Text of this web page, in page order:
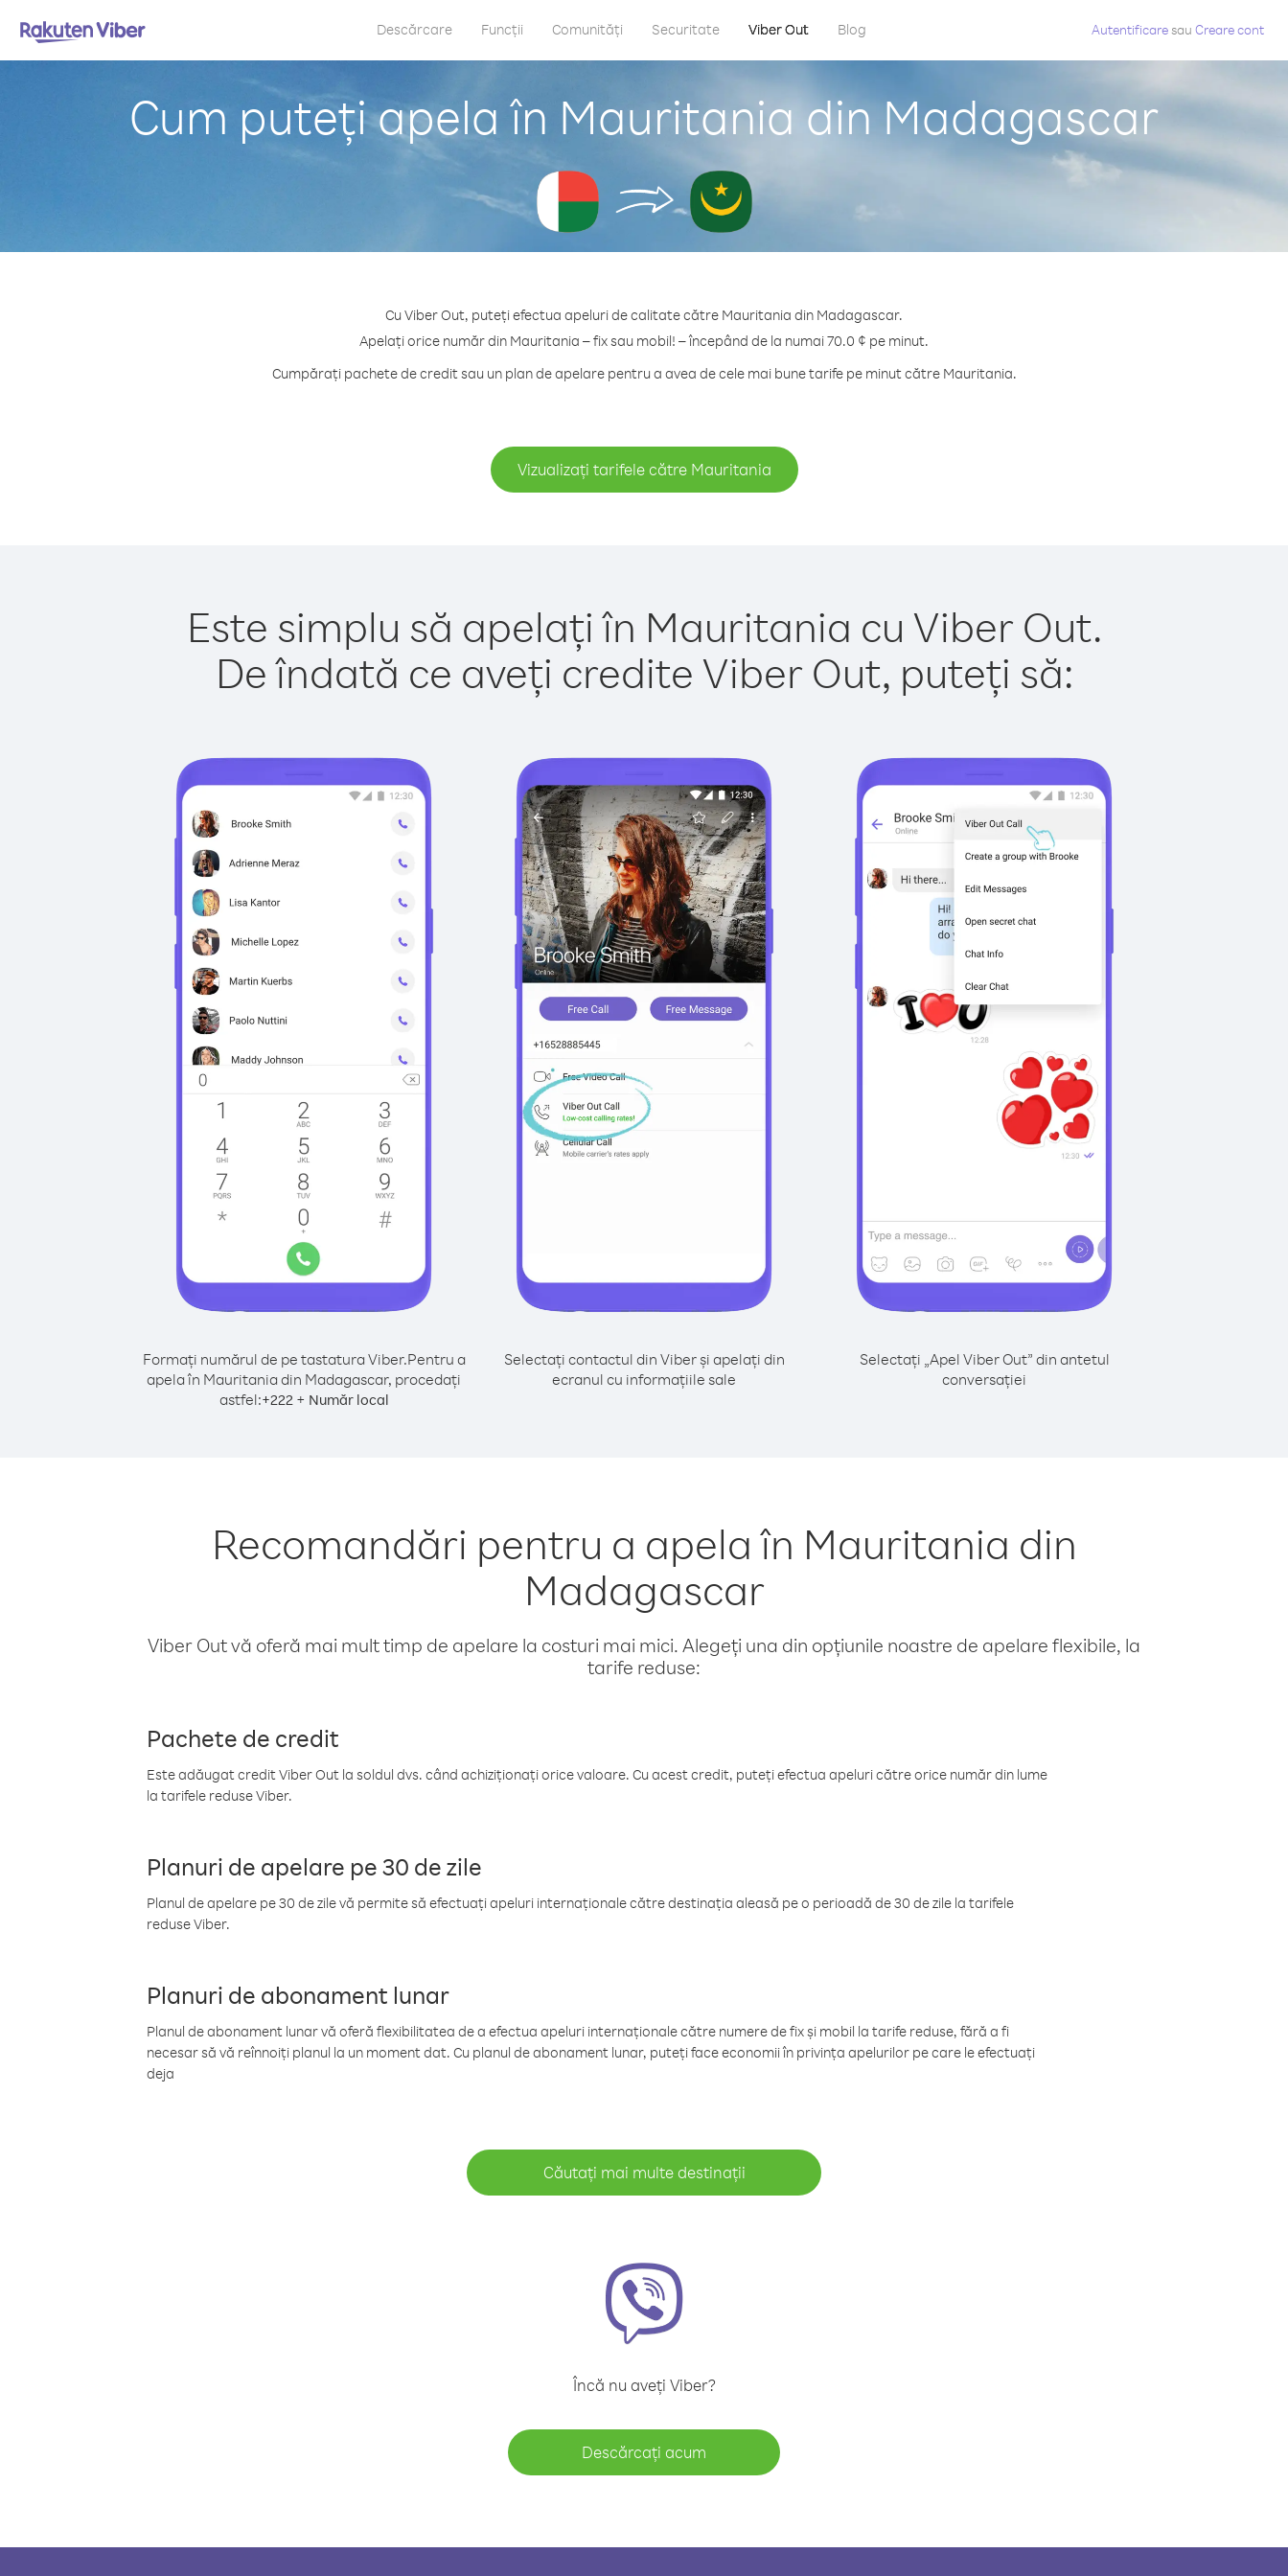
Descărcare Funcții Comunități Securitate Viber Out Blog Autentificaresau Creare cont
Cum puteți apela în Mauritania din Madagascar
Cu Viber Out, puteți efectua apeluri de calitate către Mauritania din Madagascar.
Apelați orice număr din Mauritania – fix sau mobil! – începând de la numai 70.0 ¢ pe minut.
Cumpărați pachete de credit sau un plan de apelare pentru a avea de cele mai bune tarife pe minut către Mauritania.
Vizualizați tarifele către Mauritania
Este simplu să apelați în Mauritania cu Viber Out.
De îndată ce aveți credite Viber Out, puteți să:
Formați numărul de pe tastatura Viber.Pentru a
apela în Mauritania din Madagascar, procedați
astfel:+222+ Număr local
Selectați contactul din Viber și apelați din
ecranul cu informațiile sale
Selectați „Apel Viber Out” din antetul
conversației
Recomandări pentru a apela în Mauritania din
Madagascar
Viber Out vă oferă mai mult timp de apelare la costuri mai mici. Alegeți una din opțiunile noastre de apelare flexibile, la
tarife reduse:
Pachete de credit
Este adăugat credit Viber Out la soldul dvs. când achiziționați orice valoare. Cu acest credit, puteți efectua apeluri către orice număr din lume
la tarifele reduse Viber.
Planuri de apelare pe 30 de zile
Planul de apelare pe 30 de zile vă permite să efectuați apeluri internaționale către destinația aleasă pe o perioadă de 30 de zile la tarifele
reduse Viber.
Planuri de abonament lunar
Planul de abonament lunar vă oferă flexibilitatea de a efectua apeluri internaționale către numere de fix și mobil la tarife reduse, fără a fi
necesar să vă reînnoiți planul la un moment dat. Cu planul de abonament lunar, puteți face economii în privința apelurilor pe care le efectuați
deja
Căutați mai multe destinații
Încă nu aveți Viber?
Descărcați acum